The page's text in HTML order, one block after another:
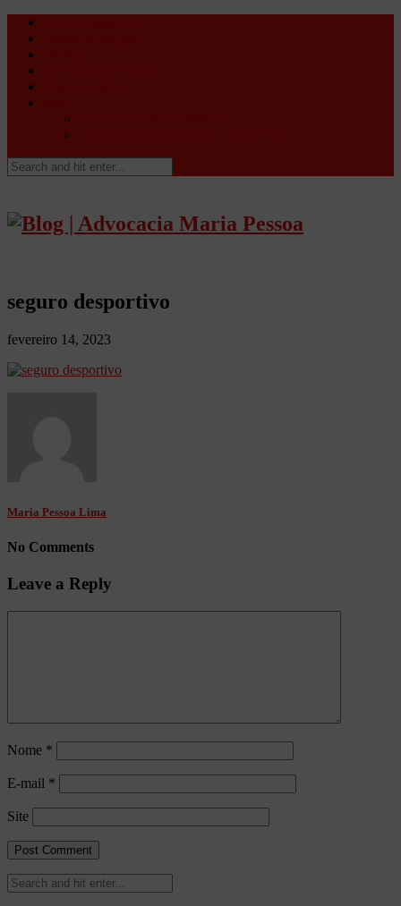
seguro desportivo
fevereiro 14, 2023
Maria Pessoa Lima
No Comments
Leave a Reply
Nome *
E-mail *
Site